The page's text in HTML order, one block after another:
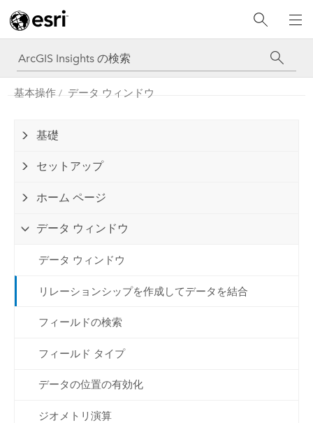
基本操作 データ ウィンドウ
基礎
セットアップ
ホーム ページ
データ ウィンドウ
データ ウィンドウ
リレーションシップを作成してデータを結合
フィールドの検索
フィールド タイプ
データの位置の有効化
ジオメトリ演算